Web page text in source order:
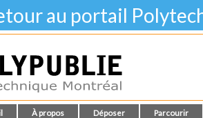
au portail
À propos Déposer Parcourir